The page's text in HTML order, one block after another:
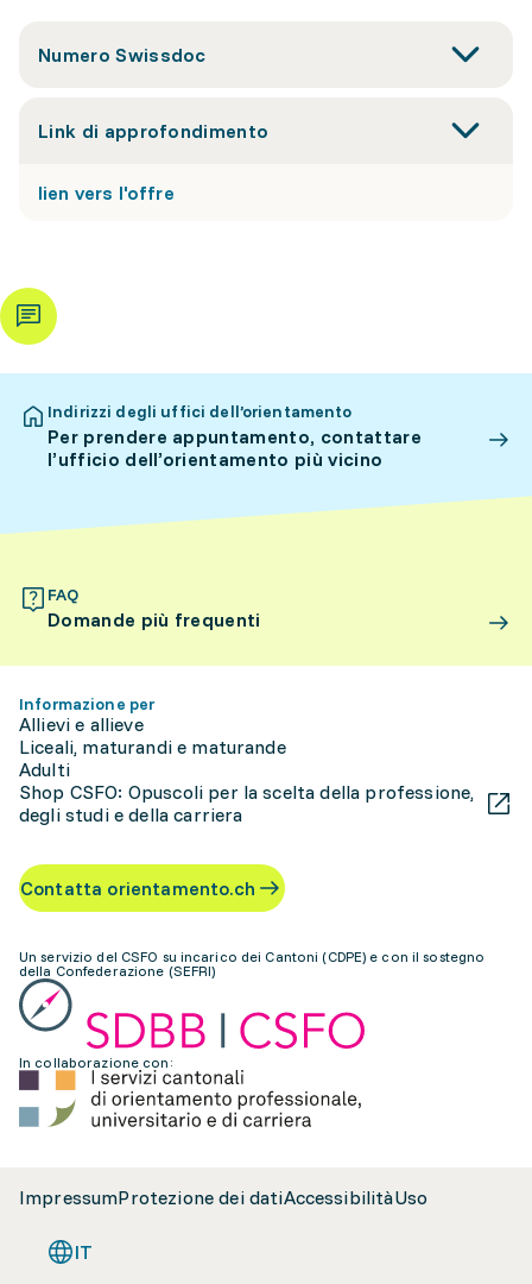
Numero Swissdoc
Link di approfondimento
lien vers l'offre
Indirizzi degli uffici dell’orientamento
Per prendere appuntamento, contattare
l’ufficio dell’orientamento più vicino
FAQ
Domande più frequenti
Informazione per
Allievi e allieve
Liceali, maturandi e maturande
Adulti
Shop CSFO: Opuscoli per la scelta della professione,
degli studi e della carriera
Contatta orientamento.ch
Un servizio del CSFO su incarico dei Cantoni (CDPE) e con il sostegno
della Confederazione (SEFRI)
In collaborazione con:
ImpressumProtezione dei datiAccessibilitàUso
IT